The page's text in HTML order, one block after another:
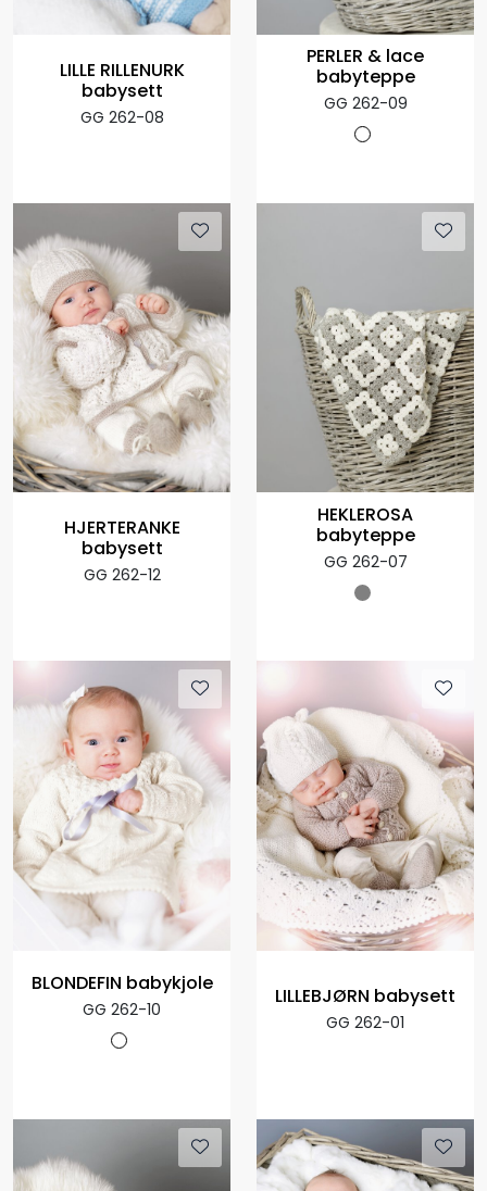
LILLE RILLENURK
babysett
GG 262-08
PERLER & lace
babyteppe
GG 262-09
HJERTERANKE
babysett
GG 262-12
HEKLEROSA
babyteppe
GG 262-07
BLONDEFIN babykjole
GG 262-10
LILLEBJØRN babysett
GG 262-01